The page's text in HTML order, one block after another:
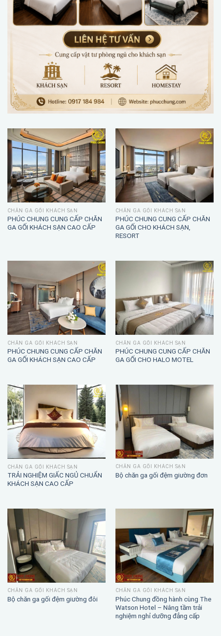
CHĂN GA GỐI KHÁCH SẠN
PHÚC CHUNG CUNG CẤP CHĂN
GA GỐI KHÁCH SẠN CAO CẤP
CHĂN GA GỐI KHÁCH SẠN
PHÚC CHUNG CUNG CẤP CHĂN
GA GỐI CHO KHÁCH SẠN,
RESORT
CHĂN GA GỐI KHÁCH SẠN
PHÚC CHUNG CUNG CẤP CHĂN
GA GỐI KHÁCH SẠN CAO CẤP
CHĂN GA GỐI KHÁCH SẠN
PHÚC CHUNG CUNG CẤP CHĂN
GA GỐI CHO HALO MOTEL
CHĂN GA GỐI KHÁCH SẠN
TRẢI NGHIỆM GIẤC NGỦ CHUẨN
KHÁCH SẠN CAO CẤP
CHĂN GA GỐI KHÁCH SẠN
Bộ chăn ga gối đệm giường đơn
CHĂN GA GỐI KHÁCH SẠN
Bộ chăn ga gối đệm giường đôi
CHĂN GA GỐI KHÁCH SẠN
Phúc Chung đồng hành cùng The
Watson Hotel – Nâng tầm trải
nghiệm nghỉ dưỡng đẳng cấp